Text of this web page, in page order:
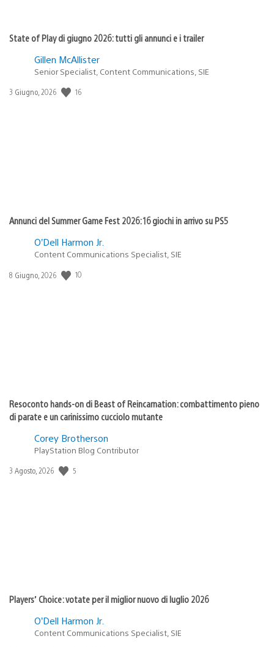
State of Play di giugno 2026: tutti gli annunci e i trailer
Gillen McAllister
Senior Specialist, Content Communications, SIE
Data
3 Giugno, 2026 16
Annunci del Summer Game Fest 2026: 16 giochi in arrivo su PS5
O’Dell Harmon Jr.
Content Communications Specialist, SIE
Data
8 Giugno, 2026 10
Resoconto hands-on di Beast of Reincarnation: combattimento pieno
di parate e un carinissimo cucciolo mutante
Corey Brotherson
PlayStation Blog Contributor
Data
3 Agosto, 2026 5
Players’ Choice: votate per il miglior nuovo di luglio 2026
O’Dell Harmon Jr.
Content Communications Specialist, SIE